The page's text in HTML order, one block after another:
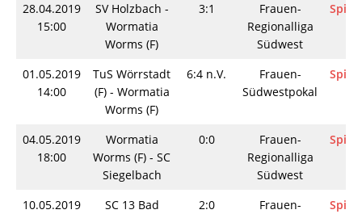
28.04.2019
15:00
SV Holzbach -
Wormatia
Worms (F)
3:1
Frauen-
Regionalliga
Südwest
01.05.2019
14:00
TuS Wörrstadt
(F) - Wormatia
Worms (F)
6:4 n.V.
Frauen-
Südwestpokal
04.05.2019
18:00
Wormatia
Worms (F) - SC
Siegelbach
0:0
Frauen-
Regionalliga
Südwest
10.05.2019
SC 13 Bad
2:0
Frauen-